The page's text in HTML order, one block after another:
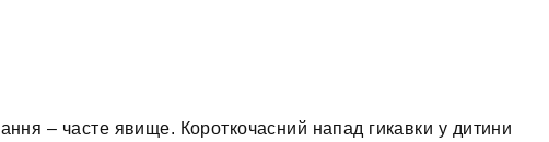
– часте явище. Короткочасний напад гикавки у дитини